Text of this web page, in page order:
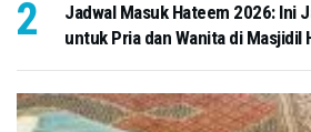
Jadwal Masuk Hateem 2026: Ini
untuk Pria dan Wanita di Masjidil